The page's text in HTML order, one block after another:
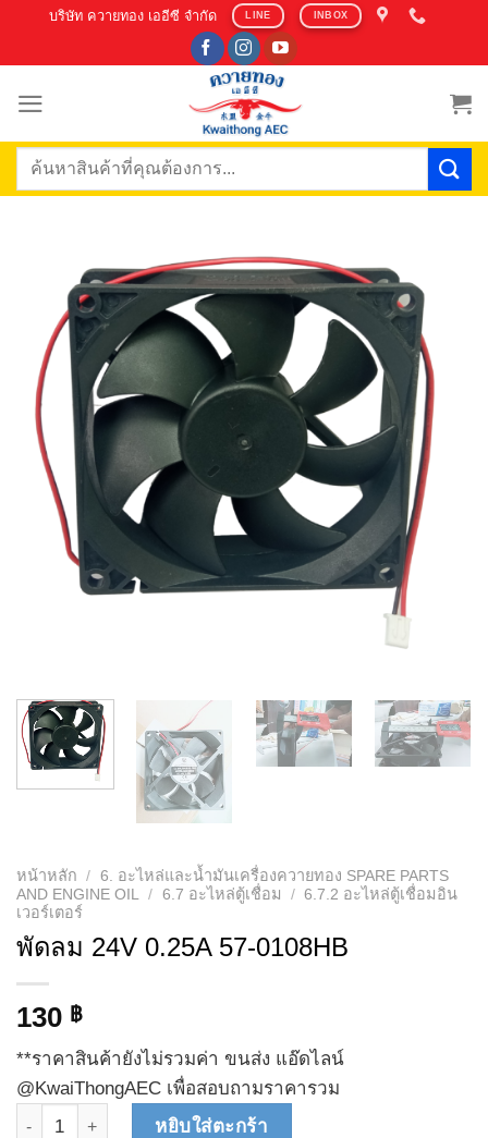
content
บริษัท ควายทอง เออีซี จำกัด LINE INBOX
ค้นหา:
หน้าหลัก / 6. อะไหล่และน้ำมันเครื่องควายทอง SPARE PARTS
AND ENGINE OIL / 6.7 อะไหล่ตู้เชื่อม / 6.7.2 อะไหล่ตู้เชื่อมอิน
เวอร์เตอร์
พัดลม 24V 0.25A 57-0108HB
130 ฿
**ราคาสินค้ายังไม่รวมค่า ขนส่ง แอ๊ดไลน์
@KwaiThongAEC เพื่อสอบถามราคารวม
จำนวน พัดลม 24V 0.25A 57-0108HB ชิ้น
หยิบใส่ตะกร้า